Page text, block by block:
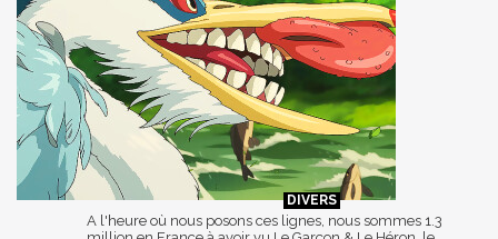
A l'heure où nous posons ces lignes, nous sommes 1.3